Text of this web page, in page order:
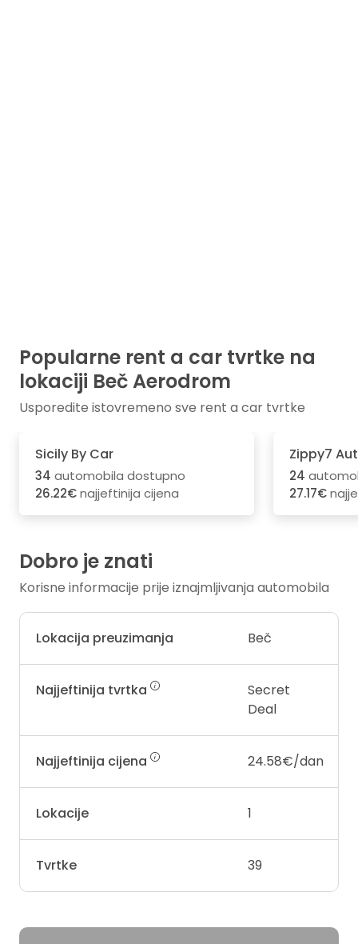
Popularne rent a car tvrtke na
lokaciji Beč Aerodrom
Usporedite istovremeno sve rent a car tvrtke
Sicily By Car
34 automobila dostupno
26.22€najjeftinija cijena
Zippy7
24
27.17€
Dobro je znati
Korisne informacije prije iznajmljivanja automobila
Lokacija preuzimanja Beč
Najjeftinija tvrtka
Secret
Deal
Najjeftinija cijena 24.58€/dan
Lokacije 1
Tvrtke 39